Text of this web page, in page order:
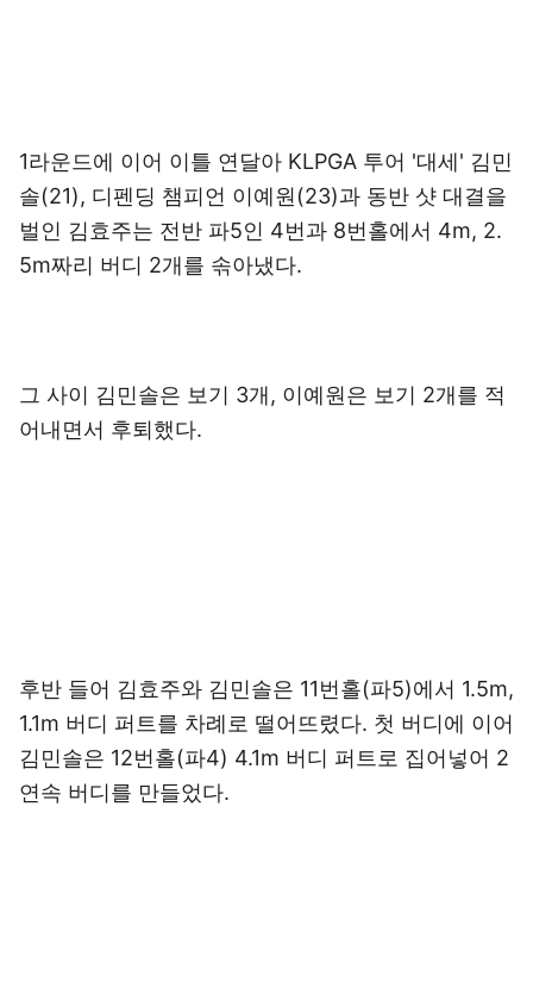
1라운드에 이어 이틀 연달아 KLPGA 투어 '대세' 김민
솔(21), 디펜딩 챔피언 이예원(23)과 동반 샷 대결을
벌인 김효주는 전반 파5인 4번과 8번홀에서 4m, 2.
5m짜리 버디 2개를 솎아냈다.
그 사이 김민솔은 보기 3개, 이예원은 보기 2개를 적
어내면서 후퇴했다.
후반 들어 김효주와 김민솔은 11번홀(파5)에서 1.5m,
1.1m 버디 퍼트를 차례로 떨어뜨렸다. 첫 버디에 이어
김민솔은 12번홀(파4) 4.1m 버디 퍼트로 집어넣어 2
연속 버디를 만들었다.